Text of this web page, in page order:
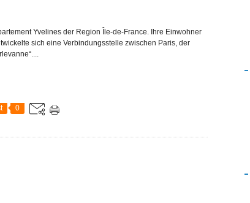
Yvelines der Region Île-de-France. Ihre Einwohner
sich eine Verbindungsstelle zwischen Paris, der
0